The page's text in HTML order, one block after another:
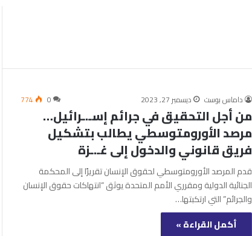
داماس بوست ديسمبر 27, 2023 0
774
من أجل التحقيق في جرائم إسـ.ـرائيل…
مرصد الأورومتوسطي يطالب بتشكيل
فريق قانوني والدخول إلى غـ.ـزة
قدم المرصد الأورومتوسطي لحقوق الإنسان تقريرًا إلى المحكمة
الجنائية الدولية ومقرري الأمم المتحدة يوثق “انتهاكات حقوق الإنسان
والجرائم” التي ارتكبتها…
أكمل القراءة »